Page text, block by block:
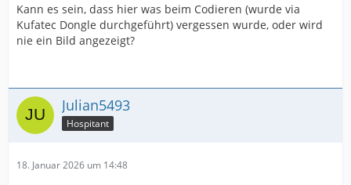
Kann es sein, dass hier was beim Codieren (wurde via
Kufatec Dongle durchgeführt) vergessen wurde, oder wird
nie ein Bild angezeigt?
Julian5493
Hospitant
18. Januar 2026 um 14:48